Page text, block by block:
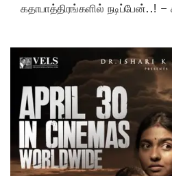
கதாபாத்திரங்களில் நடிப்பேன்..! –